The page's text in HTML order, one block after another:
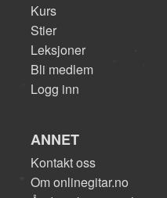
Kurs
Stier
Leksjoner
Bli medlem
Logg inn
ANNET
Kontakt oss
Om onlinegitar.no